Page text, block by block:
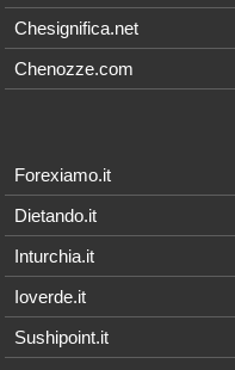
Chesignifica.net
Chenozze.com
Forexiamo.it
Dietando.it
Inturchia.it
Ioverde.it
Sushipoint.it